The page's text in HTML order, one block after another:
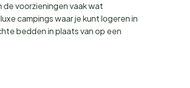
voorzieningen vaak wat
campings waar je kunt logeren in
bedden in plaats van op een